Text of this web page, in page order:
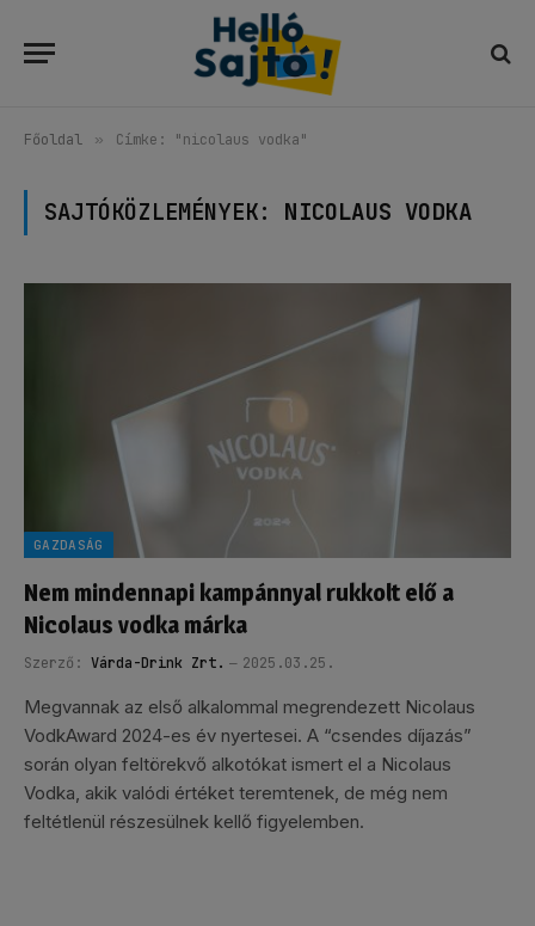
Főoldal » Címke: "nicolaus vodka"
SAJTÓKÖZLEMÉNYEK: NICOLAUS VODKA
GAZDASÁG
Nem mindennapi kampánnyal rukkolt elő a
Nicolaus vodka márka
Szerző: Várda-Drink Zrt. 2025.03.25.
Megvannak az első alkalommal megrendezett Nicolaus
VodkAward 2024-es év nyertesei. A “csendes díjazás”
során olyan feltörekvő alkotókat ismert el a Nicolaus
Vodka, akik valódi értéket teremtenek, de még nem
feltétlenül részesülnek kellő figyelemben.